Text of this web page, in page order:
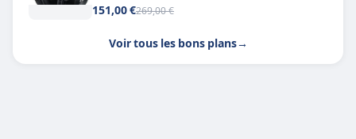
151,00 €269,00 €
Voir tous les bons plans→